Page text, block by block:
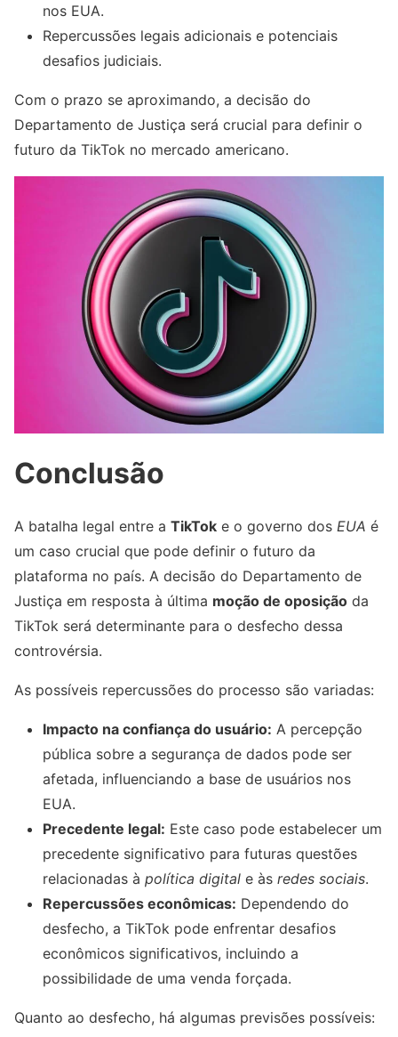
nos EUA.
Repercussões legais adicionais e potenciais
desafios judiciais.
Com o prazo se aproximando, a decisão do
Departamento de Justiça será crucial para definir o
futuro da TikTok no mercado americano.
Conclusão
A batalha legal entre a TikTok e o governo dos EUA é
um caso crucial que pode definir o futuro da
plataforma no país. A decisão do Departamento de
Justiça em resposta à última moção de oposição da
TikTok será determinante para o desfecho dessa
controvérsia.
As possíveis repercussões do processo são variadas:
Impacto na confiança do usuário: A percepção
pública sobre a segurança de dados pode ser
afetada, influenciando a base de usuários nos
EUA.
Precedente legal: Este caso pode estabelecer um
precedente significativo para futuras questões
relacionadas à política digital e às redes sociais.
Repercussões econômicas: Dependendo do
desfecho, a TikTok pode enfrentar desafios
econômicos significativos, incluindo a
possibilidade de uma venda forçada.
Quanto ao desfecho, há algumas previsões possíveis: